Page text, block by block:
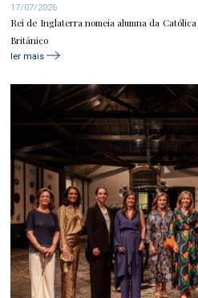
17/07/2026
Rei de Inglaterra nomeia alumna da
Britânico
ler mais